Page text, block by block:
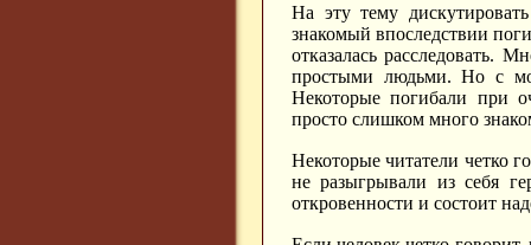
На эту тему
знакомый впоследствии
отказалась расследовать.
простыми людьми. Но с
Некоторые погибали при
просто слишком много
Некоторые читатели четко
не разыгрывали из себя
откровенности и состоит